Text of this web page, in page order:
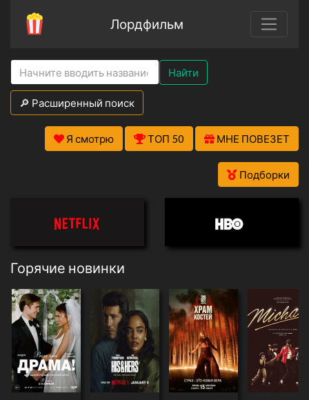
Лордфильм
Найти
🔎 Расширенный поиск
Я смотрю ТОП 50 МНЕ ПОВЕЗЕТ
Подборки
Горячие новинки